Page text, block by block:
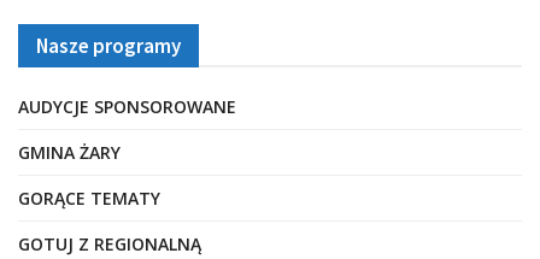
Nasze programy
AUDYCJE SPONSOROWANE
GMINA ŻARY
GORĄCE TEMATY
GOTUJ Z REGIONALNĄ